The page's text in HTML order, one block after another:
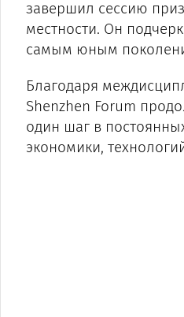
завершил сессию
местности. Он
самым юным
Благодаря
Shenzhen Forum
один шаг в
экономики,